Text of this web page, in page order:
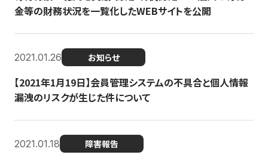
金等の財務状況を一覧化したWEBサイトを公開
2021.01.26 お知らせ
【2021年1月19日】会員管理システムの不具合と個人情報
漏洩のリスクが生じた件について
2021.01.18 障害報告